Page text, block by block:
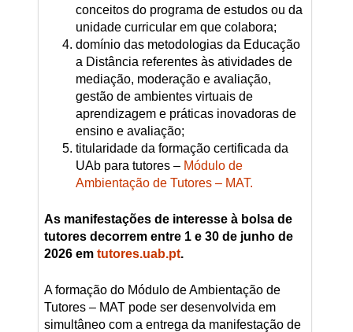
conceitos do programa de estudos ou da
unidade curricular em que colabora;
domínio das metodologias da Educação
a Distância referentes às atividades de
mediação, moderação e avaliação,
gestão de ambientes virtuais de
aprendizagem e práticas inovadoras de
ensino e avaliação;
titularidade da formação certificada da
UAb para tutores – Módulo de
Ambientação de Tutores – MAT.
As manifestações de interesse à bolsa de
tutores decorrem entre 1 e 30 de junho de
2026 em tutores.uab.pt.
A formação do Módulo de Ambientação de
Tutores – MAT pode ser desenvolvida em
simultâneo com a entrega da manifestação de